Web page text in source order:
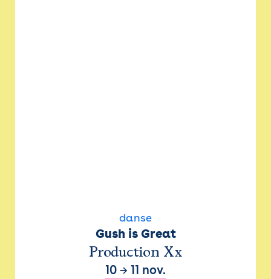
danse
Gush is Great
Production Xx
10 → 11 nov.